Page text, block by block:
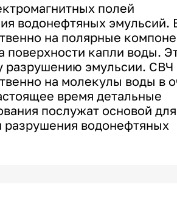
полей
водонефтяных эмульсий.
на полярные
капли воды.
разрушению эмульсии. СВЧ
на молекулы воды в
время детальные
послужат основой для
разрушения водонефтяных